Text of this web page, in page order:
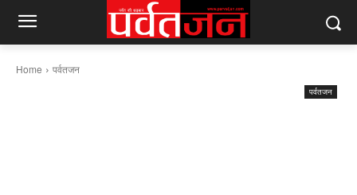
Home पर्वतजन
पर्वतजन